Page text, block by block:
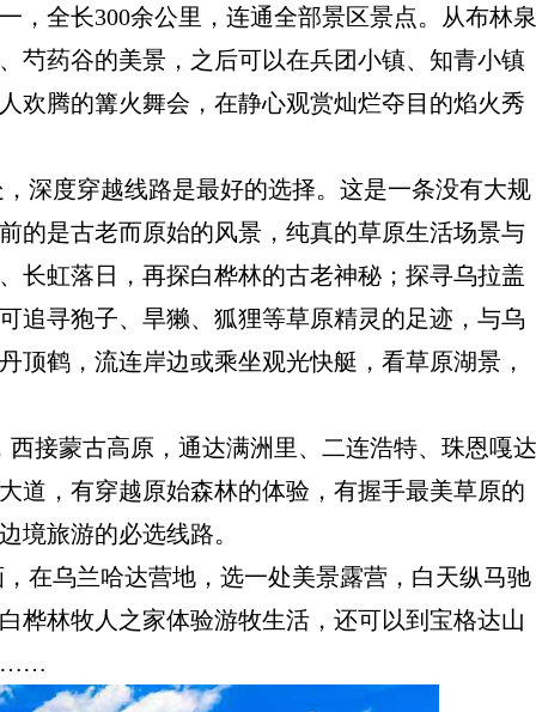
，全长300余公里，连通全部景区景点。从布林泉
芍药谷的美景，之后可以在兵团小镇、知青小镇
欢腾的篝火舞会，在静心观赏灿烂夺目的焰火秀
深度穿越线路是最好的选择。这是一条没有大规
的是古老而原始的风景，纯真的草原生活场景与
长虹落日，再探白桦林的古老神秘；探寻乌拉盖
追寻狍子、旱獭、狐狸等草原精灵的足迹，与乌
顶鹤，流连岸边或乘坐观光快艇，看草原湖景，
接蒙古高原，通达满洲里、二连浩特、珠恩嘎达
道，有穿越原始森林的体验，有握手最美草原的
境旅游的必选线路。
在乌兰哈达营地，选一处美景露营，白天纵马驰
桦林牧人之家体验游牧生活，还可以到宝格达山
……